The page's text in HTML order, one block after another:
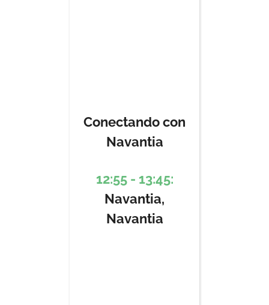
Conectando con
Navantia
12:55 - 13:45:
Navantia,
Navantia